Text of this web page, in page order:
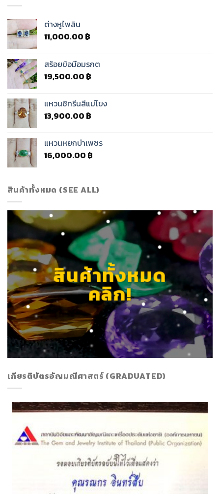
ต่างหูไพลิน
11,000.00 ฿
สร้อยข้อมือมรกต
19,500.00 ฿
แหวนซิทรีนสีแม่โขง
13,900.00 ฿
แหวนหยกบ่าเพชร
16,000.00 ฿
สินค้าทั้งหมด (SEE ALL)
สินค้าทั้งหมด
คลิก!
เกียรติบัตรอัญมณีศาสตร์ (GRADUATED)